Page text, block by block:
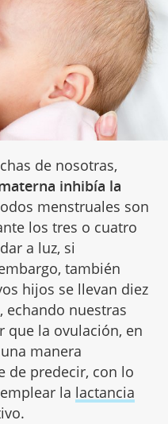
de nosotras,
inhibía la
menstruales son
los tres o cuatro
a luz, si
también
hijos se llevan diez
echando nuestras
que la ovulación, en
manera
de predecir, con lo
la lactancia